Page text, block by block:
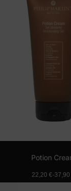
Potion
22,20 €-37,90